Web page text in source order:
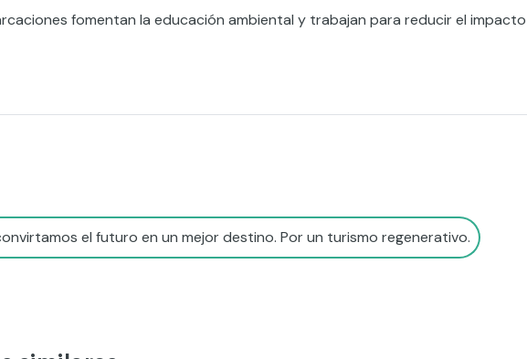
fomentan la educación ambiental y trabajan para reducir el impacto
el futuro en un mejor destino. Por un turismo regenerativo.